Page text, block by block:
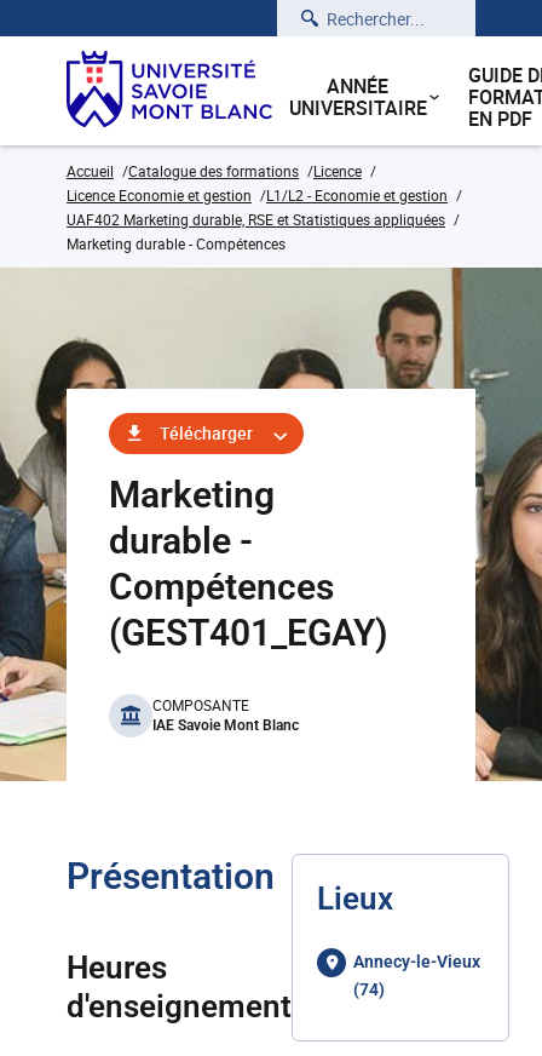
Rechercher
ANNÉE
UNIVERSITAIRE
GUIDE
EN PDF
Accueil Catalogue des formations
Licence
Licence Economie et gestion
L1/L2 - Economie et gestion
UAF402 Marketing durable, RSE et Statistiques appliquées
Marketing durable - Compétences
Télécharger
Marketing
durable -
Compétences
(GEST401_EGAY)
benefits
COMPOSANTE
IAE Savoie Mont Blanc
Présentation
Heures
d'enseignement
Lieux
Annecy-le-Vieux
(74)